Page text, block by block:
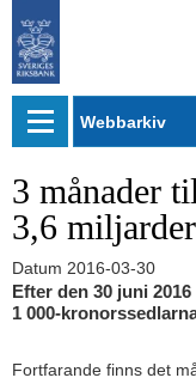
Webbarkiv
3 månader
3,6
Datum 2016-03-30
Efter den 30 juni
1 000-
Fortfarande finns det